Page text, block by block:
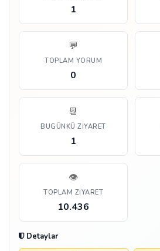
1
💬
TOPLAM YORUM
0
📆
BUGÜNKÜ ZIYARET
1
👁️
TOPLAM ZIYARET
10.436
Detaylar